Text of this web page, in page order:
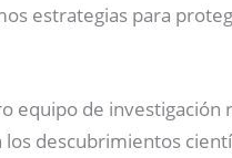
estrategias para
equipo de investigación
descubrimientos